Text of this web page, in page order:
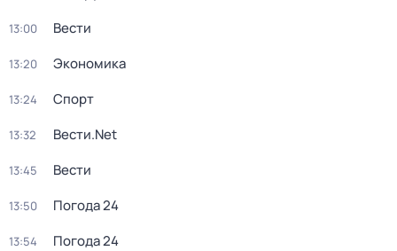
13:00 Вести
13:20 Экономика
13:24 Спорт
13:32 Вести.Net
13:45 Вести
13:50 Погода 24
13:54 Погода 24